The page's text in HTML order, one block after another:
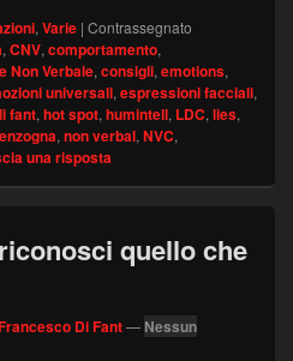
,Varie | Contrassegnato
,CNV,comportamento,
Non Verbale,consigli,emotions,
universali,espressioni facciali,
fant,hot spot,humintell, LDC,lies,
,non verbal,NVC,
una risposta
quello che
Di Fant— Nessun